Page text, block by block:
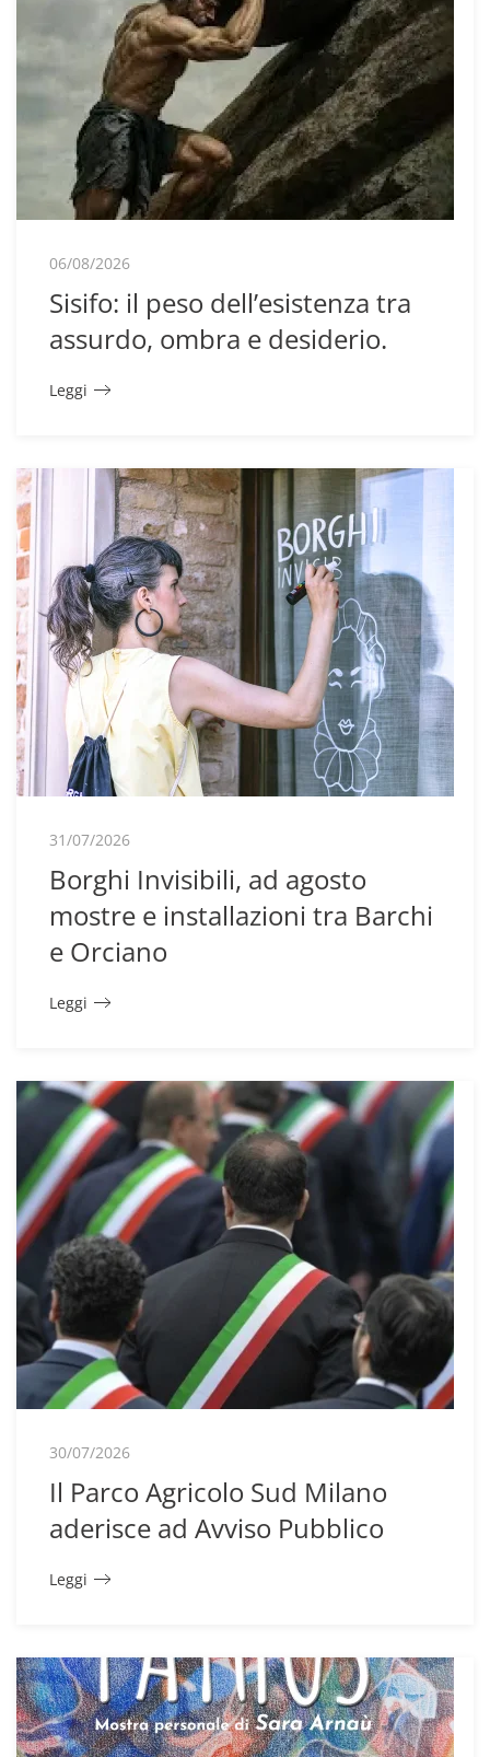
06/08/2026
Sisifo: il peso dell’esistenza tra
assurdo, ombra e desiderio.
Leggi
31/07/2026
Borghi Invisibili, ad agosto
mostre e installazioni tra Barchi
e Orciano
Leggi
30/07/2026
Il Parco Agricolo Sud Milano
aderisce ad Avviso Pubblico
Leggi